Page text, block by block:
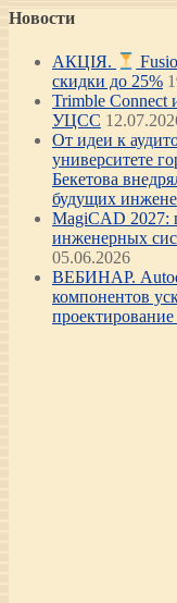
Новости
АКЦІЯ.
скидки до 25%
Trimble Connect
УЦСС
От идеи к
университете
Бекетова
будущих
MagiCAD 2027:
инженерных
05.06.2026
ВЕБИНАР.
компонентов